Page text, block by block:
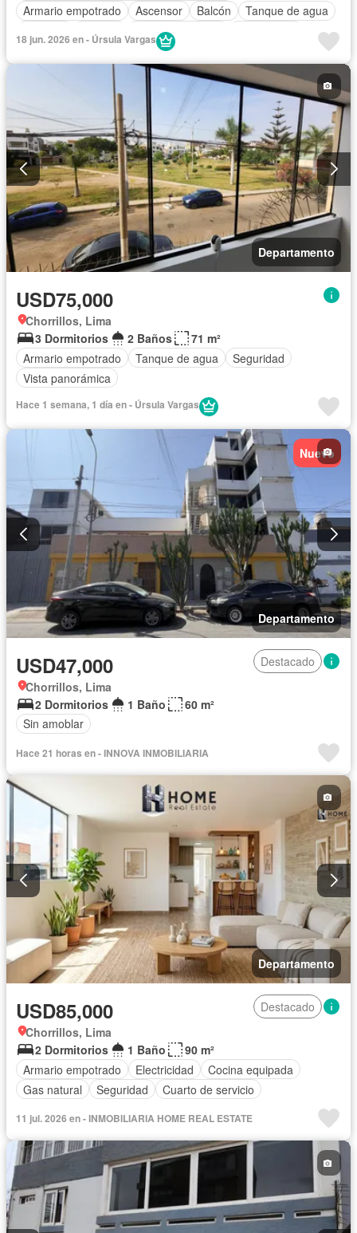
Armario empotrado Ascensor Balcón
Tanque de agua
Terraza Vista panorámica
18 jun. 2026 en - Úrsula Vargas
Departamento
USD75,000
Chorrillos, Lima
3 Dormitorios
2 Baños
71 m²
Armario empotrado
Tanque de agua
Seguridad
Vista panorámica
Hace 1 semana, 1 día en - Úrsula Vargas
Nuevo
Departamento
USD47,000
Destacado
Chorrillos, Lima
2 Dormitorios
1 Baño
60 m²
Sin amoblar
Hace 21 horas en - INNOVA INMOBILIARIA
Departamento
USD85,000
Destacado
Chorrillos, Lima
2 Dormitorios
1 Baño
90 m²
Armario empotrado
Electricidad
Cocina equipada
Gas natural
Seguridad Cuarto de servicio
11 jul. 2026 en - INMOBILIARIA HOME REAL ESTATE